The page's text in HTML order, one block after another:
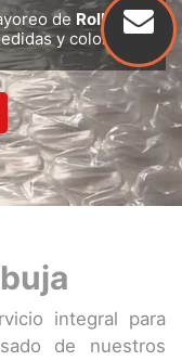
de Rollo de
y colores.
integral para
de nuestros